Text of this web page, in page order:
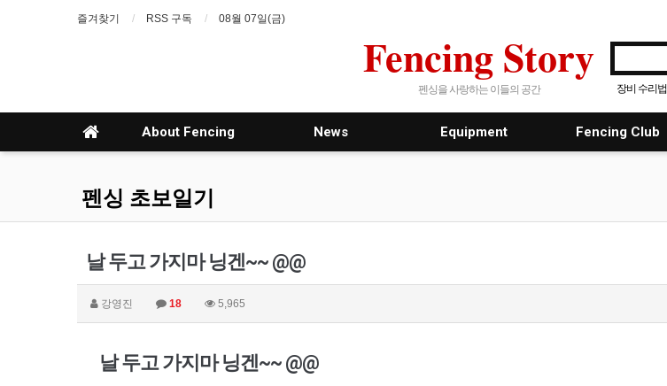
즐겨찾기 RSS 구독 08월 07일(금)
Fencing Story
펜싱을 사랑하는 이들의 공간 장비 수리법
About Fencing News Equipment Fencing Club
펜싱 초보일기
날 두고 가지마 닝겐~~ @@
강영진 18 5,965
날 두고 가지마 닝겐~~ @@